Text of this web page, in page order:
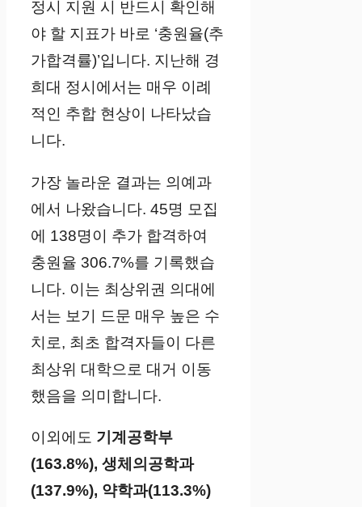
정시 지원 시 반드시 확인해
야 할 지표가 바로 ‘충원율(추
가합격률)’입니다. 지난해 경
희대 정시에서는 매우 이례
적인 추합 현상이 나타났습
니다.
가장 놀라운 결과는 의예과
에서 나왔습니다. 45명 모집
에 138명이 추가 합격하여
충원율 306.7%를 기록했습
니다. 이는 최상위권 의대에
서는 보기 드문 매우 높은 수
치로, 최초 합격자들이 다른
최상위 대학으로 대거 이동
했음을 의미합니다.
이외에도 기계공학부
(163.8%), 생체의공학과
(137.9%), 약학과(113.3%)